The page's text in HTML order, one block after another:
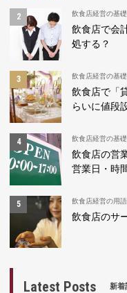
飲食店経営の基
飲食店で会
処する？
飲食店経営の基
飲食店で「
らいに値段
飲食店経営の基
飲食店の営
営業日・時
飲食店経営の用
飲食店のサ
Latest Posts 新着